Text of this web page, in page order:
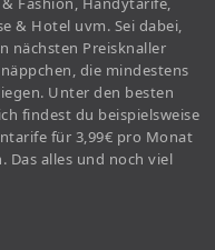
& Hotel uvm. Sei dabei,
nächsten Preisknaller
die mindestens
Unter den besten
findest du beispielsweise
für 3,99€ pro Monat
Das alles und noch viel